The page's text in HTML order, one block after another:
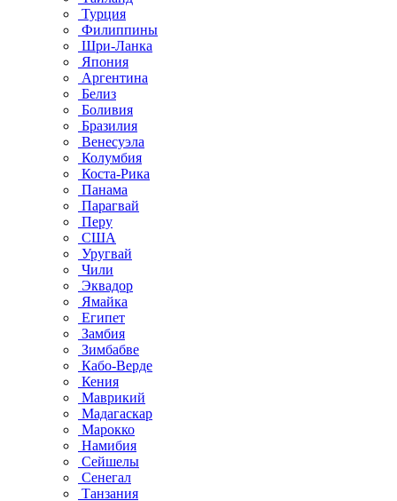
Турция
Филиппины
Шри-Ланка
Япония
Аргентина
Белиз
Боливия
Бразилия
Венесуэла
Колумбия
Коста-Рика
Панама
Парагвай
Перу
США
Уругвай
Чили
Эквадор
Ямайка
Египет
Замбия
Зимбабве
Кабо-Верде
Кения
Маврикий
Мадагаскар
Марокко
Намибия
Сейшелы
Сенегал
Танзания